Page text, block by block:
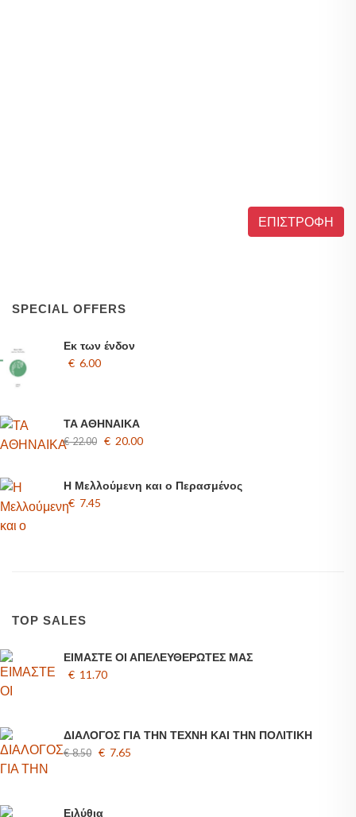
ΕΠΙΣΤΡΟΦΗ
SPECIAL OFFERS
Εκ των ένδον
€ 6.00
ΤΑ ΑΘΗΝΑΙΚΑ
€ 22.00 € 20.00
Η Μελλούμενη και ο Περασμένος
€ 7.45
TOP SALES
ΕΙΜΑΣΤΕ ΟΙ ΑΠΕΛΕΥΘΕΡΩΤΕΣ ΜΑΣ
€ 11.70
ΔΙΑΛΟΓΟΣ ΓΙΑ ΤΗΝ ΤΕΧΝΗ ΚΑΙ ΤΗΝ ΠΟΛΙΤΙΚΗ
€ 8.50 € 7.65
Ειλύθια